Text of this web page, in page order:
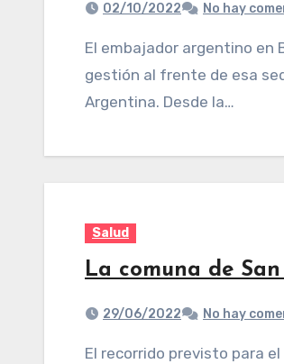
02/10/2022 No hay
El embajador argentino en Brasil, Daniel Scioli, presentó este sábado un balance de su
gestión al frente de esa
Argentina. Desde la…
Salud
La comuna de
29/06/2022 No hay
El recorrido previsto para el operativo del programa nacional destinado a niños y niñas de